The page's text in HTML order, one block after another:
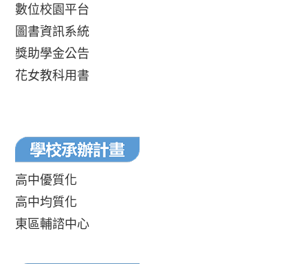
數位校園平台
圖書資訊系統
獎助學金公告
花女教科用書
高中優質化
高中均質化
東區輔諮中心